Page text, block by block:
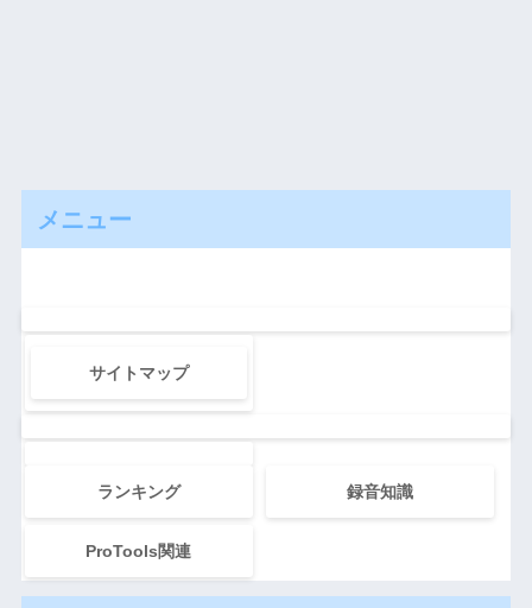
メニュー
サイトマップ
ランキング 録音知識
ProTools関連